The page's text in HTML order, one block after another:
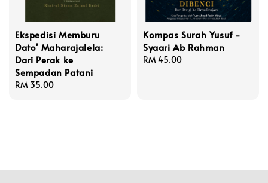
Ekspedisi Memburu
Dato' Maharajalela:
Dari Perak ke
Sempadan Patani
Regular
RM 35.00
Kompas Surah Yusuf -
Syaari Ab Rahman
Regular
RM 45.00